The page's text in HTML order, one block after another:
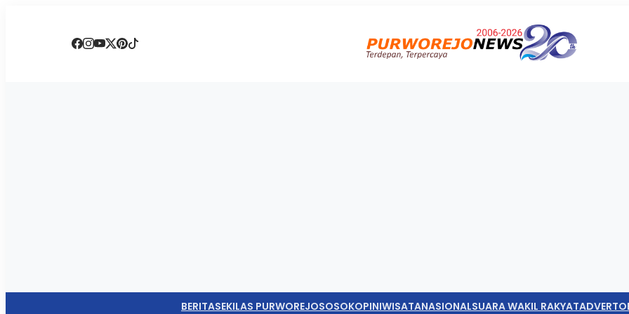
BERITASEKILAS PURWOREJOSOSOKOPINIWISATANASIONALSUARA WAKIL RAKYAT